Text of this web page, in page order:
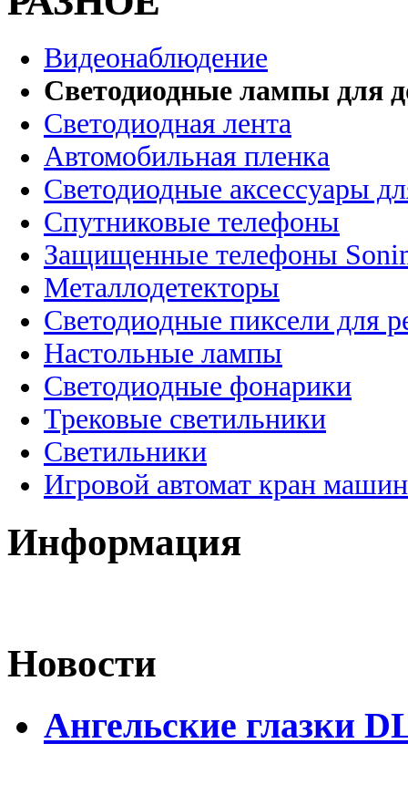
Видеонаблюдение
Светодиодные лампы для
Светодиодная лента
Автомобильная пленка
Светодиодные аксессуары
Спутниковые телефоны
Защищенные телефоны
Металлодетекторы
Светодиодные пиксели для
Настольные лампы
Светодиодные фонарики
Трековые светильники
Светильники
Игровой автомат кран
Информация
Новости
Ангельские глазки